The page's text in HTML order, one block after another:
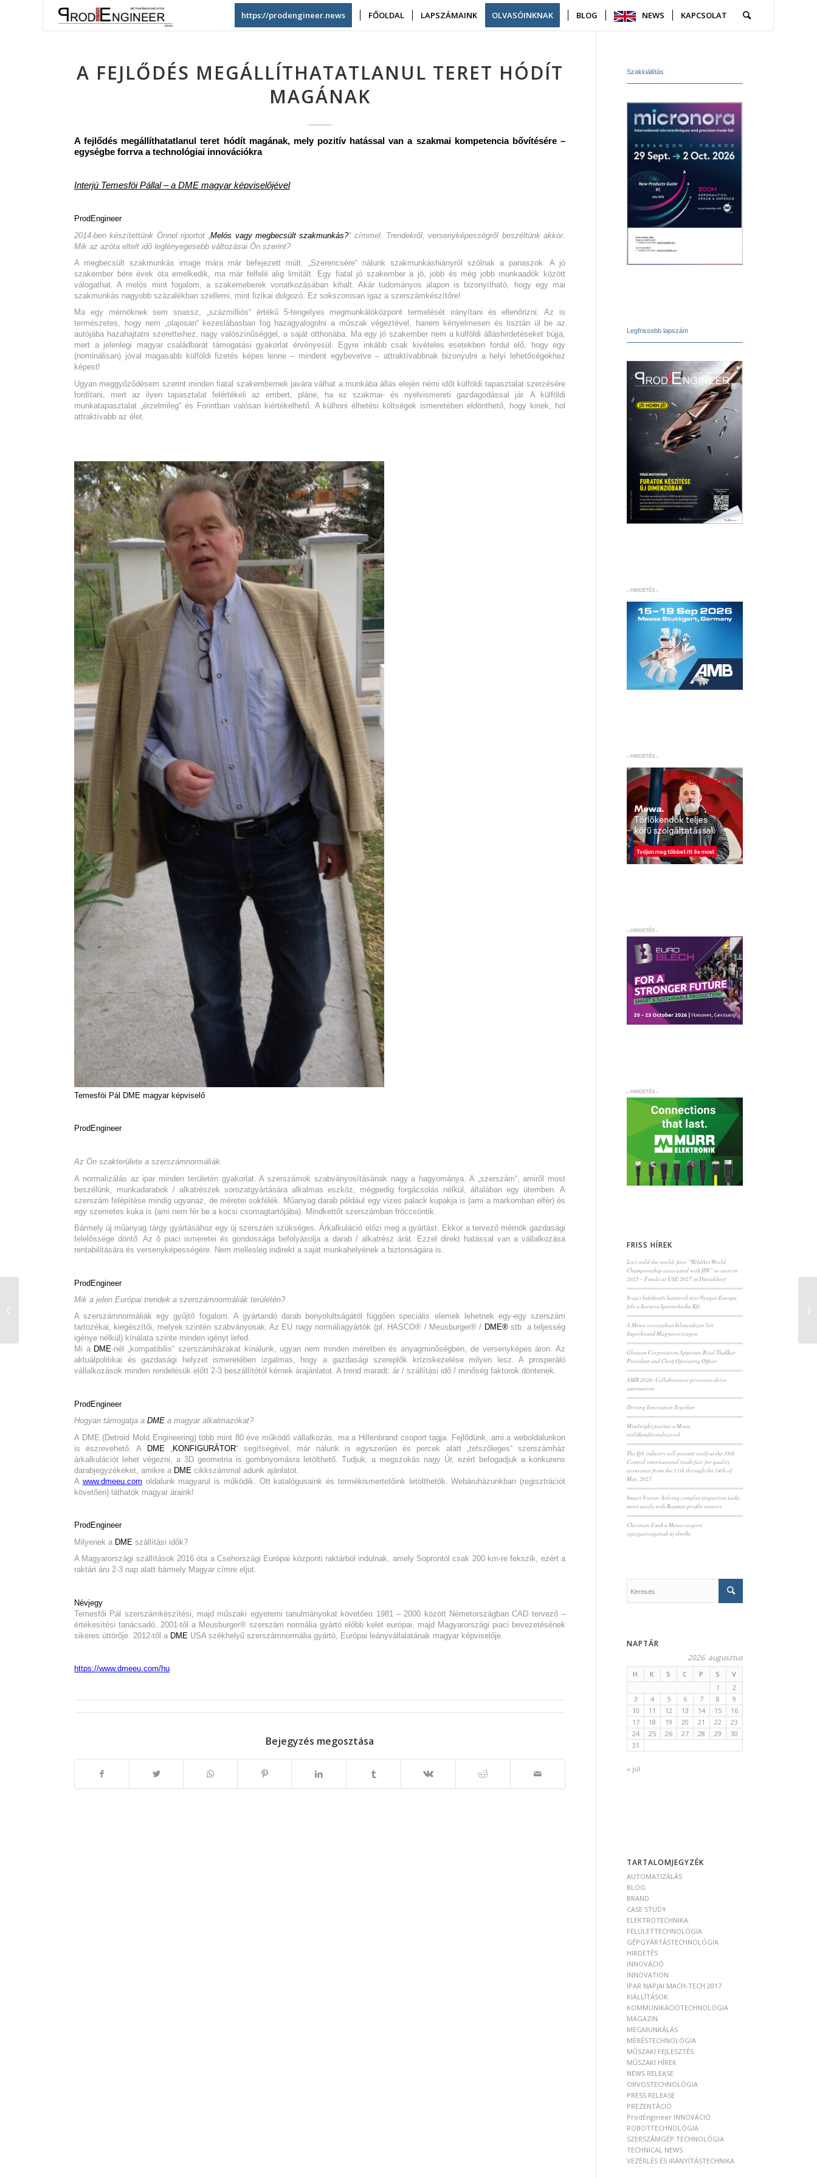
https://prodengineer.news FŐOLDAL LAPSZÁMAINK OLVASÓINKNAK BLOG NEWS KAPCSOLAT
A FEJLŐDÉS MEGÁLLÍTHATATLANUL TERET HÓDÍT
MAGÁNAK
A fejlődés megállíthatatlanul teret hódít magának, mely pozitív hatással van a szakmai kompetencia bővítésére –
egységbe forrva a technológiai innovációkra
Interjú Temesföi Pállal – a DME magyar képviselőjével
ProdEngineer
2014-ben készítettünk Önnel riportot „Melós vagy megbecsült szakmunkás?“ címmel. Trendekről, versenyképességről beszéltünk akkor.
Mik az azóta eltelt idő leglényegesebb változásai Ön szerint?
A megbecsült szakmunkás image mára már befejezett múlt. „Szerencsére“ nálunk szakmunkáshiányról szólnak a panaszok. A jó
szakember bére évek óta emelkedik, ma már felfelé alig limitált. Egy fiatal jó szakember a jó, jobb és még jobb munkaadók között
válogathat.A melós mint fogalom, a szakemeberek vonatkozásában kihalt. Akár tudományos alapon is bizonyítható, hogy egy mai
szakmunkás nagyobb százalékban szellemi, mint fizikai dolgozó. Ez sokszorosan igaz a szerszámkészítőre!
Ma egy mérnöknek sem snassz, „százmilliós“ értékű 5-tengelyes megmunkálóközpont termelését irányítani és ellenőrizni. Az is
természetes, hogy nem „olajosan“ kezeslábasban fog hazagyalogolni a műszak végeztével, hanem kényelmesen és tisztán ül be az
autójába hazahajtatni szeretteihez, nagy valószínűséggel, a saját otthonába. Ma egy jó szakember nem a külföldi álláshirdetéseket bújja,
mert a jelenlegi magyar családbarát támogatási gyakorlat érvényesül. Egyre inkább csak kivételes esetekben fordul elő, hogy egy
(nominálisan) jóval magasabb külföldi fizetés képes lenne – mindent egybevetve – attraktívabbnak bizonyulni a helyi lehetőségekhez
képest!
Ugyan meggyőződésem szerint minden fiatal szakembernek javára válhat a munkába állás elején némi időt külföldi tapasztalat szerzésére
fordítani, mert az ilyen tapasztalat felértékeli az embert, pláne, ha ez szakmai- és nyelvismereti gazdagodással jár. A külföldi
munkatapasztalat „érzelmileg“ és Forintban valósan kiértékelhető. A külhoni élhetési költségek ismeretében eldönthető, hogy kinek, hol
attraktívabb az élet.
Temesföi Pál DME magyar képviselő
ProdEngineer
Az Ön szakterülete a szerszámnormáliák.
A normalizálás az ipar minden területén gyakorlat. A szerszámok szabványosításának nagy a hagyománya. A „szerszám“, amiről most
beszélünk, munkadarabok / alkatrészek sorozatgyártására alkalmas eszköz, mégpedig forgácsolás nélkül, általában egy ütemben. A
szerszám felépítése mindig ugyanaz, de méretei sokfélék. Műanyag darab például egy vizes palack kupakja is (ami a markomban elfér) és
egy szemetes kuka is (ami nem fér be a kocsi csomagtartójába). Mindkettőt szerszámban fröccsöntik.
Bármely új műanyag tárgy gyártásához egy új szerszám szükséges. Árkalkuláció előzi meg a gyártást. Ekkor a tervező mérnök gazdasági
felelőssége döntő. Az ő piaci ismeretei és gondossága befolyásolja a darab / alkatrész árát. Ezzel direkt hatással van a vállalkozása
rentabilitására és versenyképességére. Nem mellesleg indirekt a saját munkahelyének a biztonságára is.
ProdEngineer
Mik a jelen Európai trendek a szerszámnormáliák területén?
A szerszámnormáliák egy gyűjtő fogalom. A gyártandó darab bonyolultságától függően speciális elemek lehetnek egy-egy szerszám
tartozékai, kiegészítői, melyek szintén szabványosak. Az EU nagy normáliagyártók (pl. HASCO® / Meusburger® / DME®stb. a teljesség
igénye nélkül) kínálata szinte minden igényt lefed.
Mi a DME-nél „kompatibilis“ szerszámházakat kínálunk, ugyan nem minden méretben és anyagminőségben, de versenyképes áron. Az
aktuálpolitikai és gazdasági helyzet ismeretében izgalmas, hogy a gazdasági szereplők kríziskezelése milyen lesz. A prosperáló
vállalkozások minden rendelésük előtt 2-3 beszállítótól kérnek árajánlatot. A trend maradt: ár / szállítási idő / minőség faktorok döntenek.
ProdEngineer
Hogyan támogatja a DME a magyar alkalmazókat?
A DME (Detroid Mold Engineering) több mint 80 éve működő vállalkozás, ma a Hillenbrand csoport tagja. Fejlődünk, ami a weboldalunkon
is észrevehető. A DME KONFIGURÁTOR“ segítségével, már nálunk is egyszerűen és percek alatt „tetszőleges“ szerszámház
árkalkulációt lehet végezni, a 3D geometria is gombnyomásra letölthető. Tudjuk, a megszokás nagy Úr, ezért befogadjuk a konkurens
darabjegyzékeket, amikre a DME cikkszámmal adunk ajánlatot.
A www.dmeeu.com oldalunk magyarul is működik. Ott katalógusaink és termékismertetőink letölthetők. Webáruházunkban (regisztrációt
követően) láthatók magyar áraink!
ProdEngineer
Milyenek a DME szállítási idők?
A Magyarországi szállítások 2016 óta a Csehországi Európai központi raktárból indulnak, amely Soprontól csak 200 km-re fekszik, ezért a
raktári áru 2-3 nap alatt bármely Magyar címre eljut.
Névjegy
Temesfői Pál szerszámkészítési, majd műszaki egyetemi tanulmányokat követően 1981 – 2000 között Németországban CAD tervező –
értékesítési tanácsadó. 2001-től a Meusburger® szerszám normália gyártó előbb kelet európai, majd Magyarországi piaci bevezetésének
sikeres úttörője. 2012-től a DME USA székhelyű szerszámnormália gyártó, Európai leányvállalatának magyar képviselője.
https://www.dmeeu.com/hu
Bejegyzés megosztása
Szakkiállítás
Legfrissebb lapszám
– HIRDETÉS –
– HIRDETÉS –
– HIRDETÉS –
– HIRDETÉS –
FRISS HÍREK
Let’s weld the world: first “WeldArt World
Championship associated with IIW” to start in
2025 – Finals at USE 2027 in Düsseldorf
Svájci befektetői háttérrel nyit Nyugat-Európa
felé a Savaria Ipartechnika Kft.
A Mewa sorozatban kilencedszer lett
Superbrand Magyarországon
Gleason Corporation Appoints Bijal Thakkar
President and Chief Operating Officer
AMB 2026: Collaborative processes drive
automation
Driving Innovation Together
Minőségbiztosítás a Mewa
törlőkendőrendszerrel
The QA industry will present itself at the 38th
Control international trade fair for quality
assurance from the 11th through the 14th of
May, 2027
Smart Vision: Solving complex inspection tasks
more easily with Baumer profile sensors
Christian Funk a Mewa-csoport
igazgatóságának új elnöke
NAPTÁR
2026. augusztus
H K S C P S
V
1
2
3
4 5 6 7 8
9
10
11 12 13 14 15
16
17
18 19 20 21 22
23
24
25 26 27 28 29
30
31
« júl
TARTALOMJEGYZÉK
AUTOMATIZÁLÁS
BLOG
BRAND
CASE STUDY
ELEKTROTECHNIKA
FELÜLETTECHNOLÓGIA
GÉPGYÁRTÁSTECHNOLÓGIA
HIRDETÉS
INNOVÁCIÓ
INNOVATION
IPAR NAPJAI MACH-TECH 2017
KIÁLLÍTÁSOK
KOMMUNIKÁCIÓTECHNOLÓGIA
MAGAZIN
MEGMUNKÁLÁS
MÉRÉSTECHNOLÓGIA
MŰSZAKI FEJLESZTÉS
MŰSZAKI HÍREK
NEWS RELEASE
ORVOSTECHNOLÓGIA
PRESS RELEASE
PREZENTÁCIÓ
ProdEngineer INNOVÁCIÓ
ROBOTTECHNOLÓGIA
SZERSZÁMGÉP TECHNOLÓGIA
TECHNICAL NEWS
VEZÉRLÉS ÉS IRÁNYÍTÁSTECHNIKA
hogyan segítenek az
AMR-ek minimalizálni a